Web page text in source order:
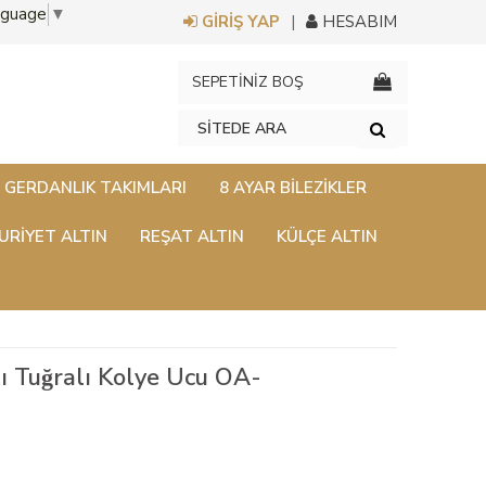
▼ GİRİŞ YAP HESABIM
SEPETİNİZ BOŞ
GERDANLIK TAKIMLARI 8 AYAR BILEZIKLER
ALTIN REŞAT ALTIN KÜLÇE ALTIN
Tuğralı Kolye Ucu OA-